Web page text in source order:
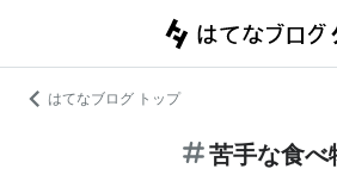
はてなブログ トップ
苦手な食べ